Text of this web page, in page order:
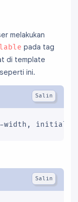
melakukan
pada tag
di template
ini.
width, initial-